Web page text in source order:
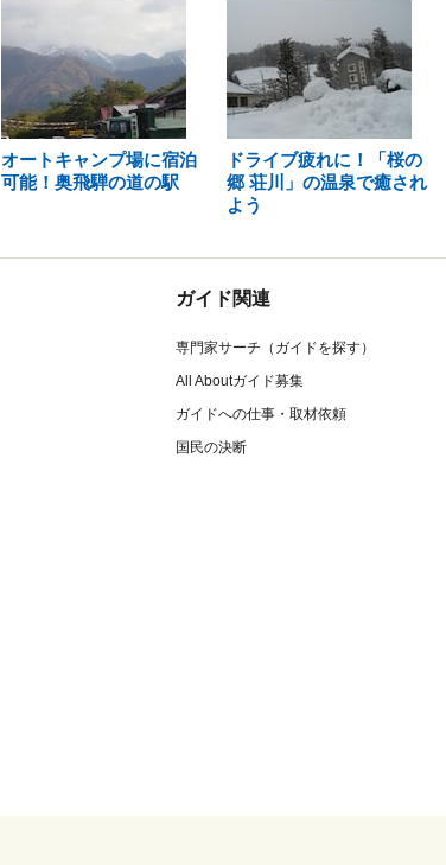
オートキャンプ場に宿泊
可能！奥飛騨の道の駅
ドライブ疲れに！「桜の
郷 荘川」の温泉で癒され
よう
ガイド関連
専門家サーチ（ガイドを探す）
All Aboutガイド募集
ガイドへの仕事・取材依頼
国民の決断